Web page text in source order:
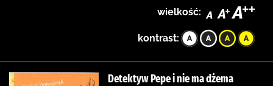
wielkość:
kontrast:
Detektyw Pepe i nie ma dżema